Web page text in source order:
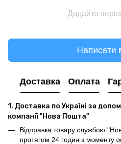
Додайте
Написати
Доставка Оплата
1. Доставка по Україні за
компанії "Нова Пошта"
Відправка товару службою
протягом 24 годин з моменту